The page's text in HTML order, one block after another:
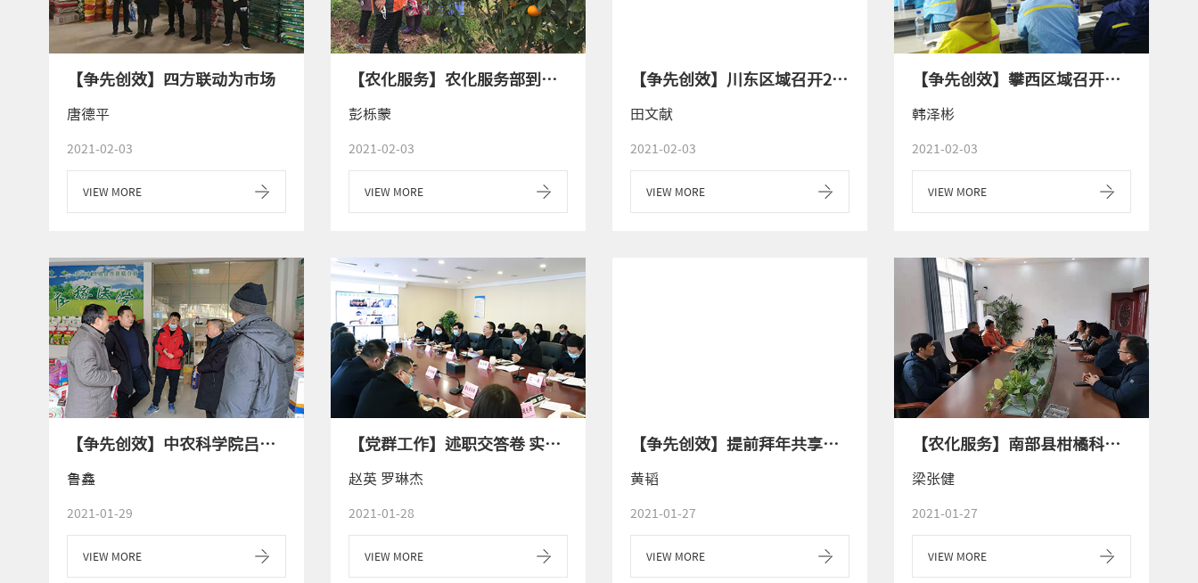
【争先创效】四方联动为市场
唐德平
2021-02-03
VIEW MORE
【农化服务】农化服务部到金堂、简阳为柑橘种植户培训柑橘冬春管理技术
彭栎蒙
2021-02-03
VIEW MORE
【争先创效】川东区域召开2020年工作总结会
田文献
2021-02-03
VIEW MORE
【争先创效】攀西区域召开中石油加油站培训交流会
韩泽彬
2021-02-03
VIEW MORE
【争先创效】中农科学院吕世华教授深入彭州现场指导施肥技术
鲁鑫
2021-01-29
VIEW MORE
【党群工作】述职交答卷 实干谋新篇--农资公司召开2020年度职能部门及中层管理人员述职述学述廉工作会
赵英 罗琳杰
2021-01-28
VIEW MORE
【争先创效】提前拜年共享丰收
黄韬
2021-01-27
VIEW MORE
【农化服务】南部县柑橘科技小院开展选址工作
梁张健
2021-01-27
VIEW MORE